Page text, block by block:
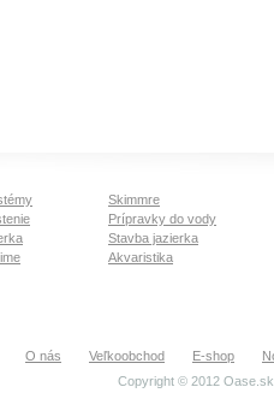
Skimmre
Prípravky do vody
Stavba jazierka
Akvaristika
O nás Veľkoobchod E-shop
Copyright © 2012